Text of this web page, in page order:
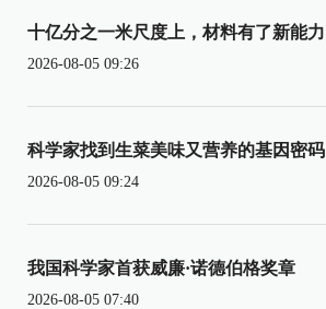
十亿分之一米尺度上，材料有了新能力
2026-08-05 09:26
科学家找到生菜美味又营养的基因密码
2026-08-05 09:24
我国科学家首获威廉·诺德伯格奖章
2026-08-05 07:40